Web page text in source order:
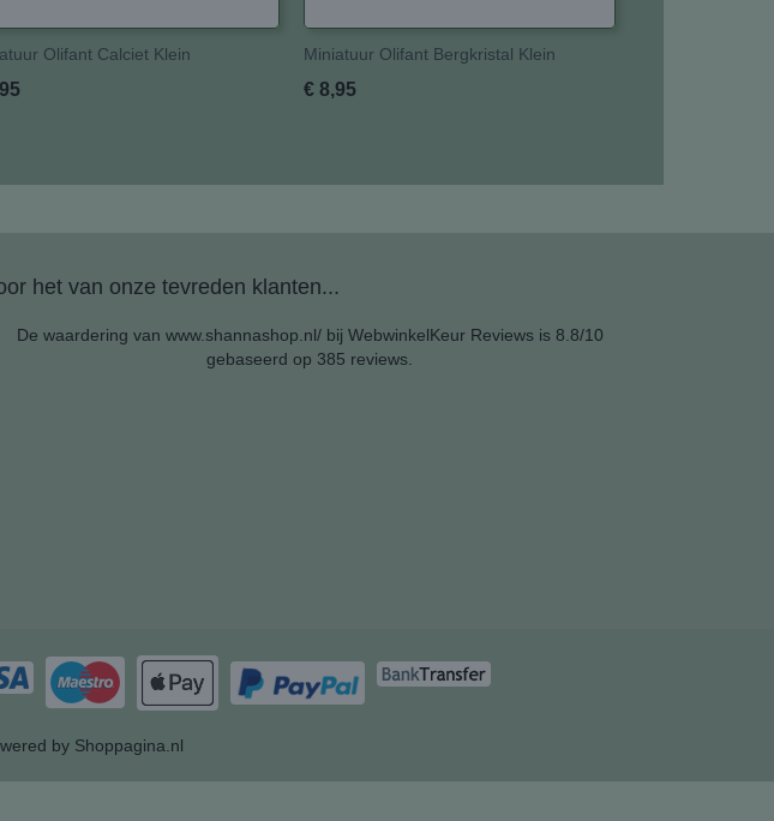
Olifant Calciet Klein Miniatuur Olifant Bergkristal Klein
€ 8,95
het van onze tevreden klanten...
De waardering van www.shannashop.nl/ bij WebwinkelKeur Reviewsis 8.8/10
gebaseerd op 385 reviews.
by Shoppagina.nl